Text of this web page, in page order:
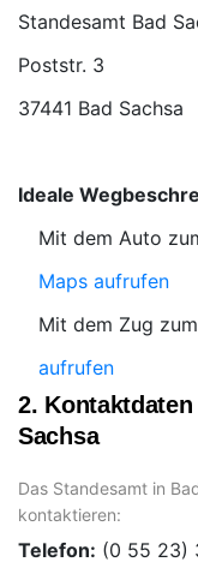
Standesamt Bad
37441 Bad Sachsa
Ideale
Mit dem Auto
Maps aufrufen
Mit dem Zug
aufrufen
2.
Sachsa
Das Standesamt in
kontaktieren:
Telefon: